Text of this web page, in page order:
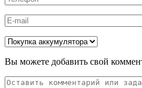
Вы можете добавить свой